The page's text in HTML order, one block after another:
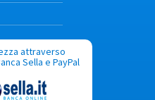
attraverso
Sella e PayPal